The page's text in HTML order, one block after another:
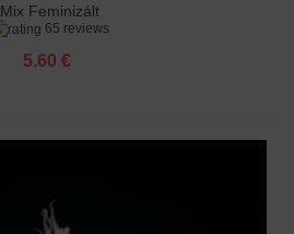
Mix Feminizált
65 reviews
5.60 €